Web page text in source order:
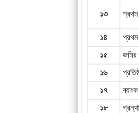
১৩ প্রথম
১৪
প্রথম
১৫
জমির
১৬
১৭
১৮